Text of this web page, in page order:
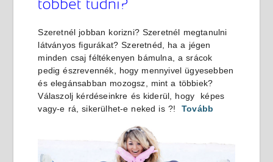
Szeretnél jobban korizni? Szeretnél megtanulni
látványos figurákat? Szeretnéd, ha a jégen
minden csaj féltékenyen bámulna, a srácok
pedig észrevennék, hogy mennyivel ügyesebben
és elegánsabban mozogsz, mint a többiek?
Válaszolj kérdéseinkre és kiderül, hogy képes
vagy-e rá, sikerülhet-e neked is ?!Tovább